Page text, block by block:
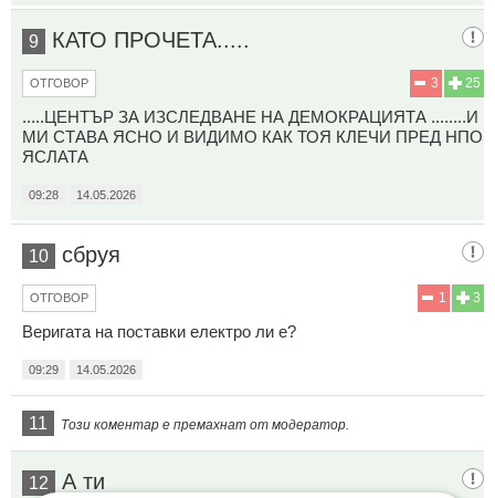
9 КАТО ПРОЧЕТА.....
25
3
ОТГОВОР
.....ЦЕНТЪР ЗА ИЗСЛЕДВАНЕ НА ДЕМОКРАЦИЯТА ........И
МИ СТАВА ЯСНО И ВИДИМО КАК ТОЯ КЛЕЧИ ПРЕД НПО
ЯСЛАТА
09:28 14.05.2026
10 сбруя
3
1
ОТГОВОР
Веригата на поставки електро ли е?
09:29 14.05.2026
11 Този коментар е премахнат от модератор.
12 А ти